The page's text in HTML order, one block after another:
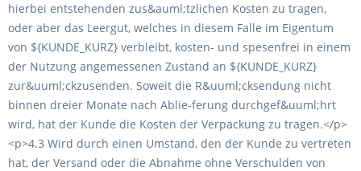
hierbei entstehenden zus&auml;tzlichen Kosten zu tragen,
oder aber das Leergut, welches in diesem Falle im Eigentum
von ${KUNDE_KURZ} verbleibt, kosten- und spesenfrei in einem
der Nutzung angemessenen Zustand an ${KUNDE_KURZ}
zur&uuml;ckzusenden. Soweit die R&uuml;cksendung nicht
binnen dreier Monate nach Ablie-ferung durchgef&uuml;hrt
wird, hat der Kunde die Kosten der Verpackung zu tragen.</p>
<p>4.3 Wird durch einen Umstand, den der Kunde zu vertreten
hat, der Versand oder die Abnahme ohne Verschulden von